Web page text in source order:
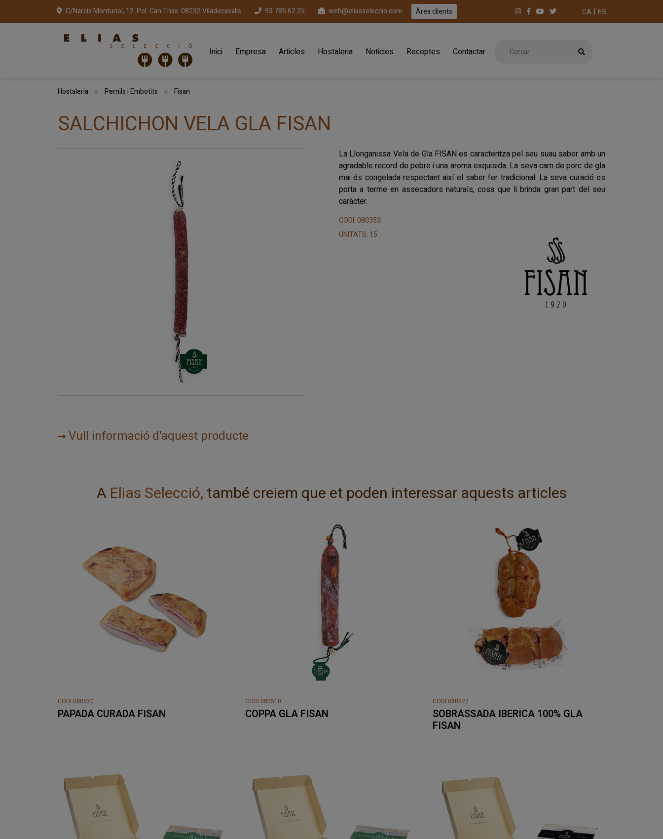
C/Narcís Monturiol, 12. Pol. Can Trias. 08232 Viladecavalls 93 785 62 25 web@eliasseleccio.com Àrea clients CA | ES
Inici Empresa Articles Hostaleria(current)
Noticies Receptes Contactar
Hostaleria Pernils i Embotits Fisan
SALCHICHON VELA GLA FISAN
La Llonganissa Vela de Gla FISAN es caracteritza pel seu suau sabor amb un
agradable record de pebre i una aroma exquisida. La seva carn de porc de gla
mai és congelada respectant així el saber fer tradicional. La seva curació es
porta a terme en assecadors naturals, cosa que li brinda gran part del seu
caràcter.
CODI: 080353
UNITATS: 15
Vull informació d'aquest producte
A Elias Selecció, també creiem que et poden interessar aquests articles
CODI:080520
PAPADA CURADA FISAN
CODI:080510
COPPA GLA FISAN
CODI:080522
SOBRASSADA IBERICA 100% GLA
FISAN